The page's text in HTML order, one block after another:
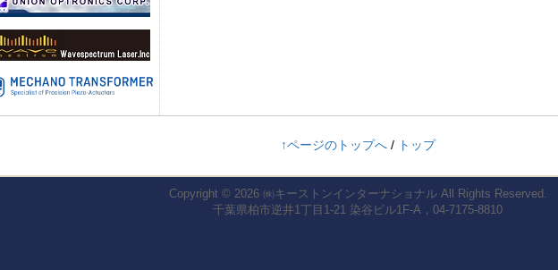
↑ページのトップへ/ トップ
Copyright © 2026 ㈱キーストンインターナショナルAll Rights Reserved.
千葉県柏市逆井1丁目1-21 染谷ビル1F-A，04-7175-8810